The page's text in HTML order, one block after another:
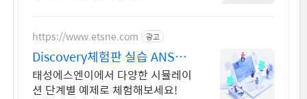
https://www.etsne.com 광고
Discovery체험판 실습 ANSYS
등 CAE 무료자료
태성에스엔이에서 다양한 시뮬레이
션 단계별 예제로 체험해보세요!